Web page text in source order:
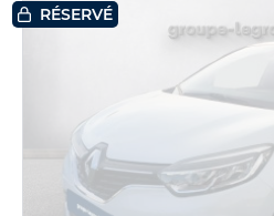
RÉSERVÉ